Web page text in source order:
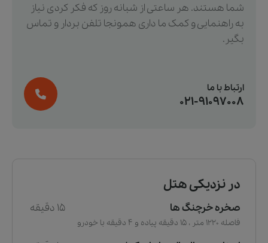
شما هستند. هر ساعتی از شبانه روز که فکر کردی نیاز
به راهنمایی و کمک ما داری همونجا تلفن بردار و تماس
بگیر.
ارتباط با ما
021-91097008
در نزدیکی هتل
صخره خرچنگ ها 15 دقیقه
فاصله 1220 متر ، 15 دقیقه پیاده و 4 دقیقه با خودرو